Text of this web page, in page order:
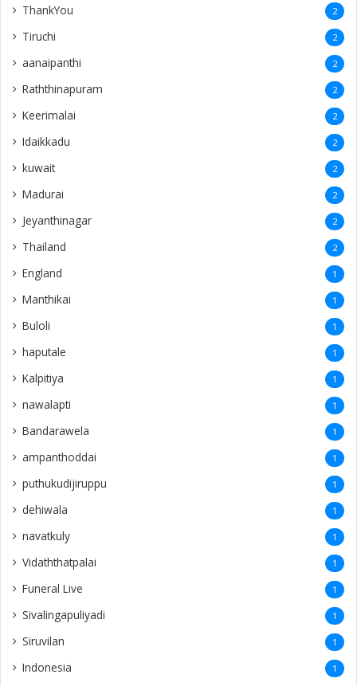
ThankYou 2
Tiruchi 2
aanaipanthi 2
Raththinapuram 2
Keerimalai 2
Idaikkadu 2
kuwait 2
Madurai 2
Jeyanthinagar 2
Thailand 2
England 1
Manthikai 1
Buloli 1
haputale 1
Kalpitiya 1
nawalapti 1
Bandarawela 1
ampanthoddai 1
puthukudijiruppu 1
dehiwala 1
navatkuly 1
Vidaththatpalai 1
Funeral Live 1
Sivalingapuliyadi 1
Siruvilan 1
Indonesia 1